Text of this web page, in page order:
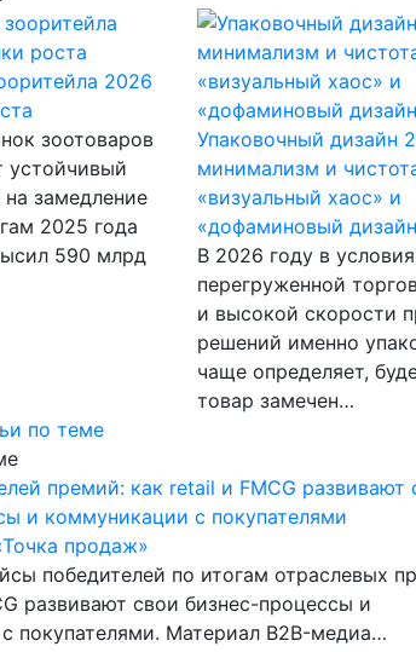
2026
зоотоваров
устойчивый
замедление
2025 года
590 млрд
Упаковочный дизайн
минимализм и
«визуальный хаос» и
«дофаминовый
В 2026 году в
перегруженной
и высокой скорости
решений именно
чаще определяет,
товар замечен…
по теме
премий: как retail и FMCG развивают
и коммуникации с покупателями
продаж»
победителей по итогам отраслевых
развивают свои бизнес-процессы и
покупателями. Материал B2B-медиа…